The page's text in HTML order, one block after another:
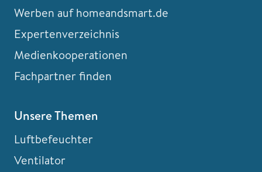
Werben auf homeandsmart.de
Expertenverzeichnis
Medienkooperationen
Fachpartner finden
Unsere Themen
Luftbefeuchter
Ventilator